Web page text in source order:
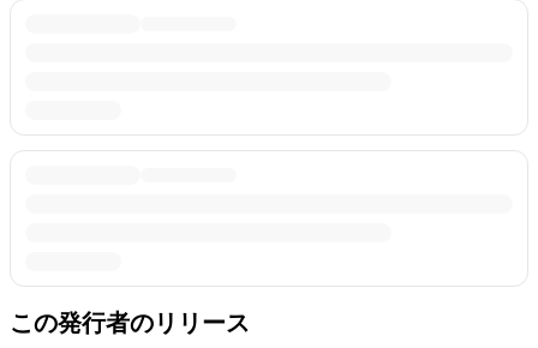
この発行者のリリース